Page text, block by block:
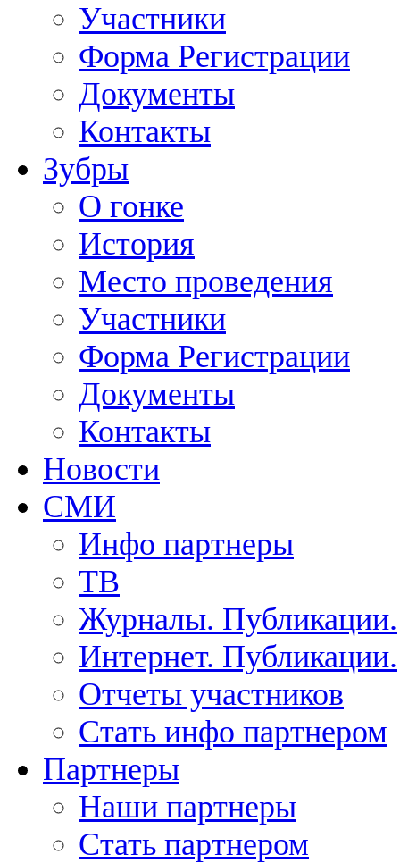
Участники
Форма Регистрации
Документы
Контакты
Зубры
О гонке
История
Место проведения
Участники
Форма Регистрации
Документы
Контакты
Новости
СМИ
Инфо партнеры
ТВ
Журналы. Публикации.
Интернет. Публикации.
Отчеты участников
Стать инфо партнером
Партнеры
Наши партнеры
Стать партнером